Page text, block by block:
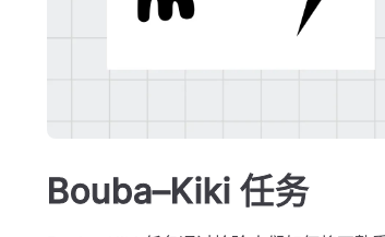
Bouba–Kiki 任务